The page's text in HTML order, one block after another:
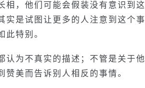
相，他们可能会假装没有意识到这
实是试图让更多的人注意到这个事
此特别。
认为不真实的描述；不管是关于他
美而告诉别人相反的事情。